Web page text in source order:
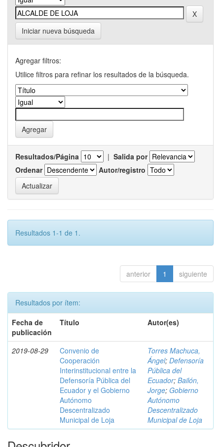
Iniciar nueva búsqueda
Agregar filtros:
Utilice filtros para refinar los resultados de la búsqueda.
Resultados/Página | Salida por
Ordenar
Autor/registro
Resultados 1-1 de 1.
anterior 1 siguiente
Resultados por ítem:
Fecha de
publicación
Título Autor(es)
2019-08-29
Convenio de
Cooperación
Interinstitucional entre la
Defensoría Pública del
Ecuador y el Gobierno
Autónomo
Descentralizado
Municipal de Loja
Torres Machuca,
Ángel; Defensoría
Pública del
Ecuador; Bailón,
Jorge; Gobierno
Autónomo
Descentralizado
Municipal de Loja